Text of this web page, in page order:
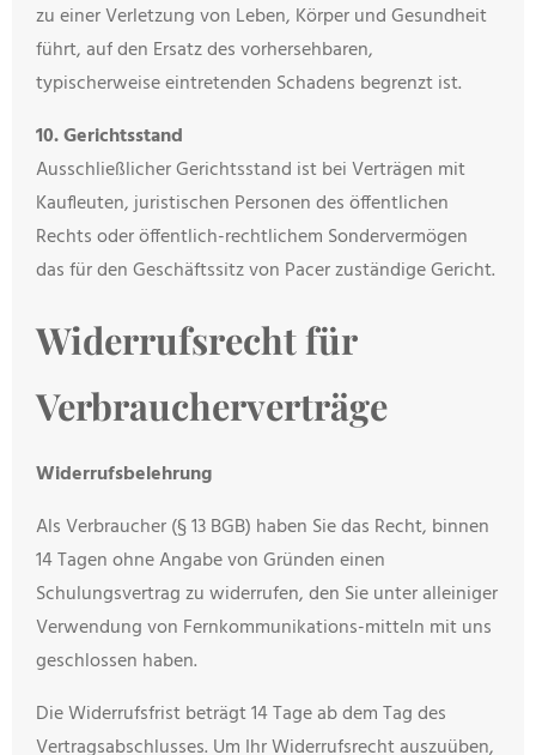
zu einer Verletzung von Leben, Körper und Gesundheit
führt, auf den Ersatz des vorhersehbaren,
typischerweise eintretenden Schadens begrenzt ist.
10. Gerichtsstand
Ausschließlicher Gerichtsstand ist bei Verträgen mit
Kaufleuten, juristischen Personen des öffentlichen
Rechts oder öffentlich-rechtlichem Sondervermögen
das für den Geschäftssitz von Pacer zuständige Gericht.
Widerrufsrecht für
Verbraucherverträge
Widerrufsbelehrung
Als Verbraucher (§ 13 BGB) haben Sie das Recht, binnen
14 Tagen ohne Angabe von Gründen einen
Schulungsvertrag zu widerrufen, den Sie unter alleiniger
Verwendung von Fernkommunikations-mitteln mit uns
geschlossen haben.
Die Widerrufsfrist beträgt 14 Tage ab dem Tag des
Vertragsabschlusses. Um Ihr Widerrufsrecht auszuüben,